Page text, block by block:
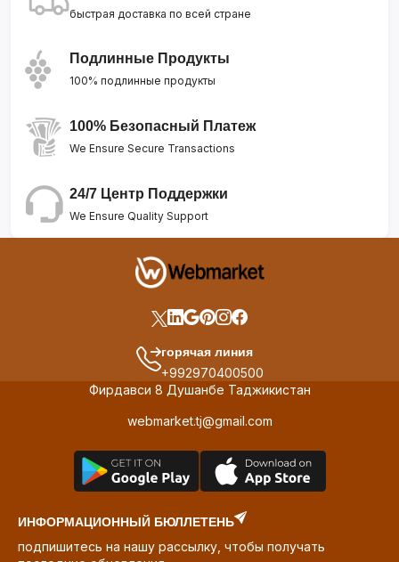
быстрая доставка по всей стране
Подлинные Продукты
100% подлинные продукты
100% Безопасный Платеж
We Ensure Secure Transactions
24/7 Центр Поддержки
We Ensure Quality Support
горячая линия
+992970400500
Фирдавси 8 Душанбе Таджикистан
webmarket.tj@gmail.com
ИНФОРМАЦИОННЫЙ БЮЛЛЕТЕНЬ
подпишитесь на нашу рассылку, чтобы получать